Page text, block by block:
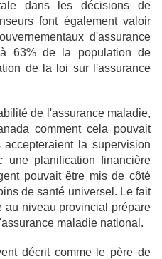
dans les décisions de
font également valoir
d'assurance
63% de la population de
de la loi sur l'assurance
de l'assurance maladie,
comment cela pouvait
la supervision
une planification financière
pouvait être mis de côté
de santé universel. Le fait
au niveau provincial prépare
maladie national.
décrit comme le père de